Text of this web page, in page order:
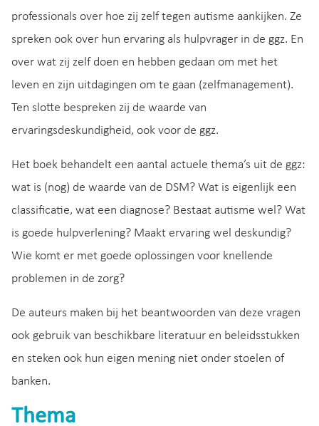
professionals over hoe zij zelf tegen autisme aankijken. Ze
spreken ook over hun ervaring als hulpvrager in de ggz. En
over wat zij zelf doen en hebben gedaan om met het
leven en zijn uitdagingen om te gaan (zelfmanagement).
Ten slotte bespreken zij de waarde van
ervaringsdeskundigheid, ook voor de ggz.
Het boek behandelt een aantal actuele thema’s uit de ggz:
wat is (nog) de waarde van de DSM? Wat is eigenlijk een
classificatie, wat een diagnose? Bestaat autisme wel? Wat
is goede hulpverlening? Maakt ervaring wel deskundig?
Wie komt er met goede oplossingen voor knellende
problemen in de zorg?
De auteurs maken bij het beantwoorden van deze vragen
ook gebruik van beschikbare literatuur en beleidsstukken
en steken ook hun eigen mening niet onder stoelen of
banken.
Thema